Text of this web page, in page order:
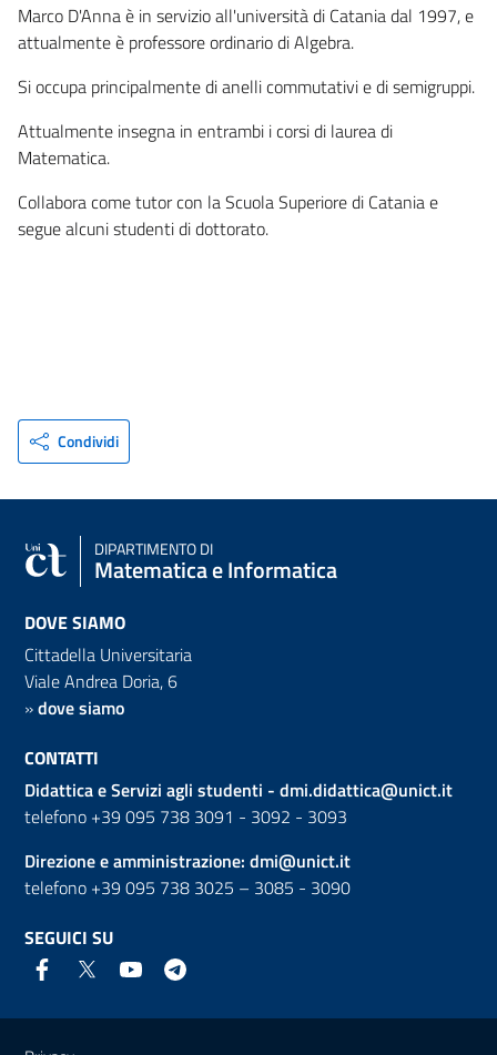
Marco D'Anna è in servizio all'università di Catania dal 1997, e
attualmente è professore ordinario di Algebra.
Si occupa principalmente di anelli commutativi e di semigruppi.
Attualmente insegna in entrambi i corsi di laurea di
Matematica.
Collabora come tutor con la Scuola Superiore di Catania e
segue alcuni studenti di dottorato.
Condividi
DIPARTIMENTO DI
Matematica e Informatica
DOVE SIAMO
Cittadella Universitaria
Viale Andrea Doria, 6
»dove siamo
CONTATTI
Didattica e Servizi agli studenti - dmi.didattica@unict.it
telefono +39 095 738 3091 - 3092 - 3093
Direzione e amministrazione: dmi@unict.it
telefono +39 095 738 3025 – 3085 - 3090
SEGUICI SU
Link e informazioni utili